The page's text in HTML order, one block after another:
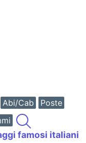
Abi/Cab
Poste
famosi italiani